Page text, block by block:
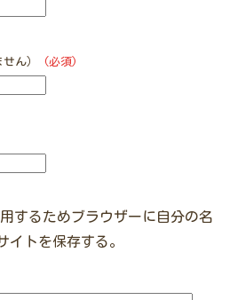
せん） (必須)
するためブラウザーに自分の名
イトを保存する。